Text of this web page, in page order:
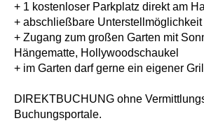
+ 1 kostenloser Parkplatz direkt am
+ abschließbare Unterstellmöglichkeit
+ Zugang zum großen Garten mit
Hängematte, Hollywoodschaukel
+ im Garten darf gerne ein eigener
DIREKTBUCHUNG ohne
Buchungsportale.